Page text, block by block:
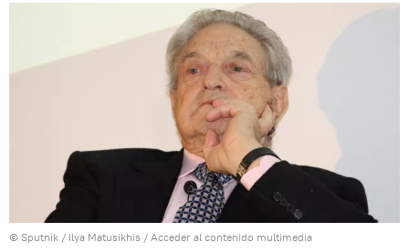
© Sputnik / Ilya Matusikhis / Acceder al contenido multimedia